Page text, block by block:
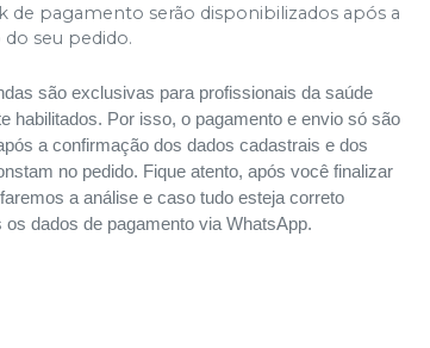
de pagamento serão disponibilizados após a
do seu pedido.
são exclusivas para profissionais da saúde
habilitados. Por isso, o pagamento e envio só são
a confirmação dos dados cadastrais e dos
no pedido. Fique atento, após você finalizar
a análise e caso tudo esteja correto
os dados de pagamento via WhatsApp.